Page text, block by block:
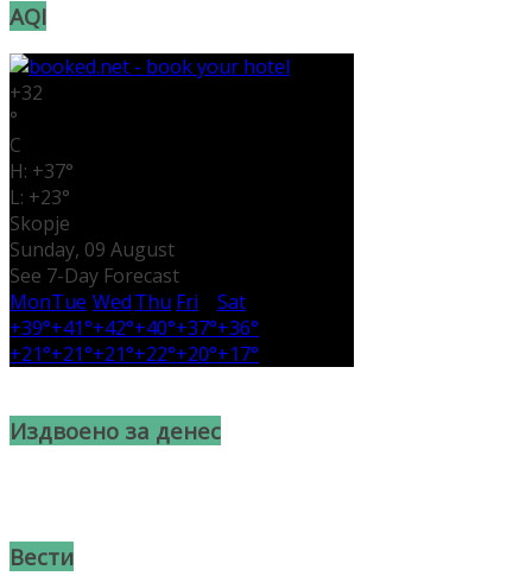
AQI
+32
°
C
H: +37°
L: +23°
Skopje
Sunday, 09 August
See 7-Day Forecast
MonTue WedThu Fri
Sat
+39°+41°+42°+40°+37°+36°
+21°+21°+21°+22°+20°+17°
Издвоено за денес
Вести